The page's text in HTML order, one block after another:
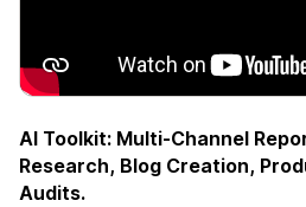
AI Toolkit: Multi-Channel
Research, Blog Creation,
Audits.